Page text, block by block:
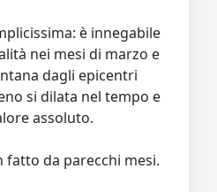
è innegabile
nei mesi di marzo e
dagli epicentri
si dilata nel tempo e
assoluto.
fatto da parecchi mesi.